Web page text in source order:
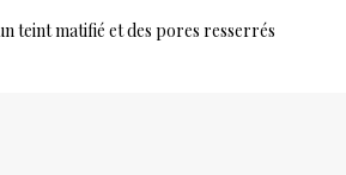
teint matifié et des pores resserrés